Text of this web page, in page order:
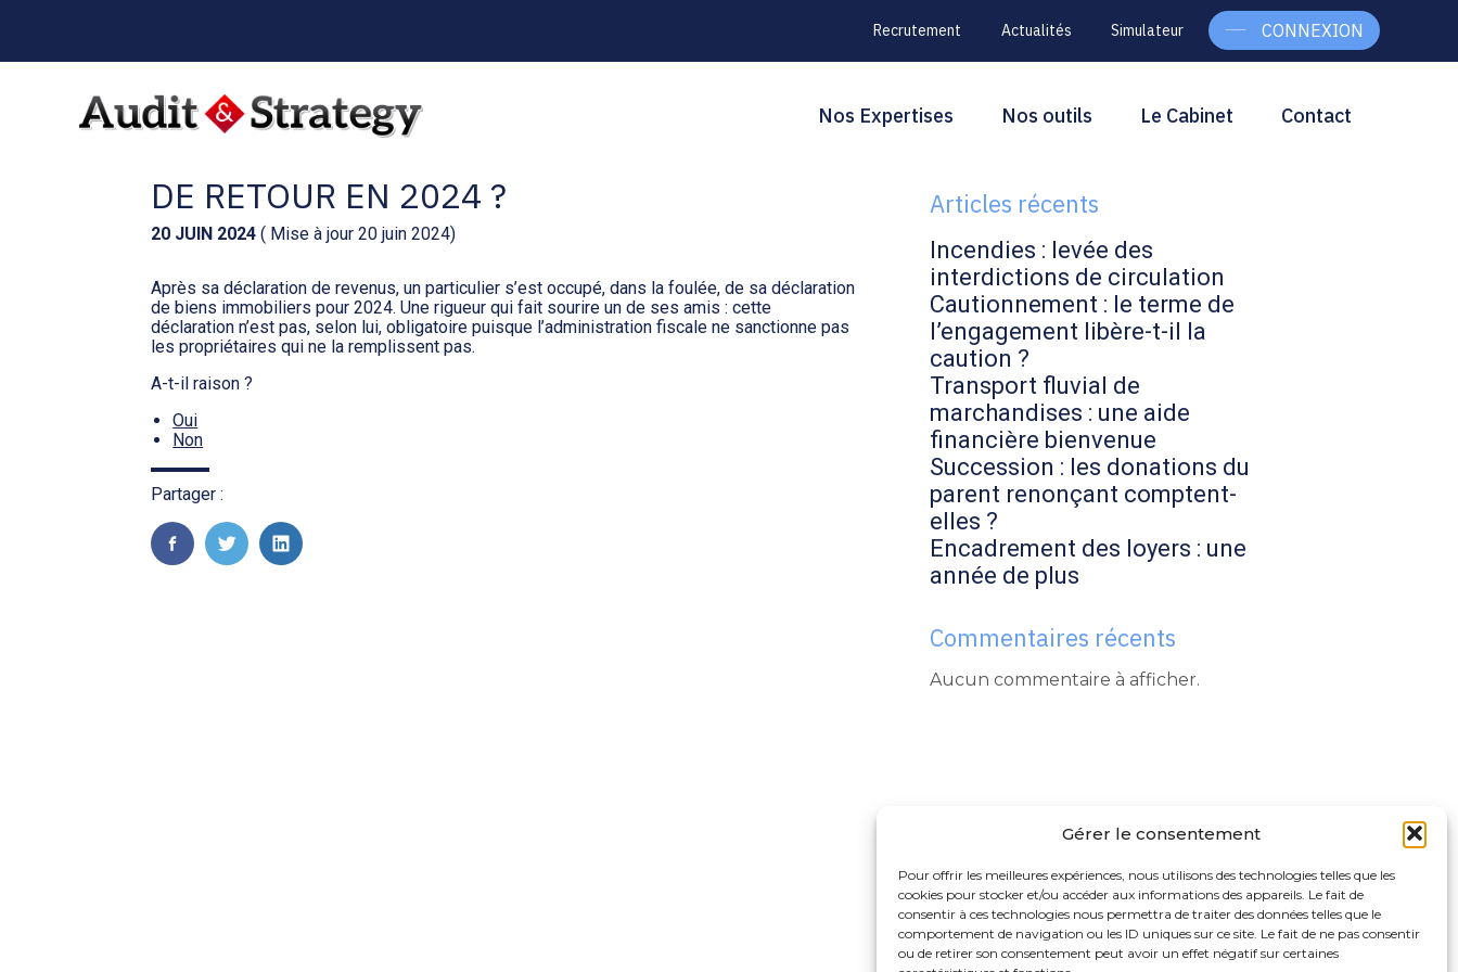
Gérer le consentement
Pour offrir les meilleures expériences, nous utilisons des technologies telles que les
cookies pour stocker et/ou accéder aux informations des appareils. Le fait de
consentir à ces technologies nous permettra de traiter des données telles que le
comportement de navigation ou les ID uniques sur ce site. Le fait de ne pas consentir
ou de retirer son consentement peut avoir un effet négatif sur certaines
sub-
header
Recrutement Actualités Simulateur CONNEXION
Aller
Principal
Nos Expertises Nos outils Le Cabinet Contact
DE RETOUR EN 2024 ?
20 JUIN 2024 ( Mise à jour 20 juin 2024)
Après sa déclaration de revenus, un particulier s’est occupé, dans la foulée, de sa déclaration
de biens immobiliers pour 2024. Une rigueur qui fait sourire un de ses amis : cette
déclaration n’est pas, selon lui, obligatoire puisque l’administration fiscale ne sanctionne pas
les propriétaires qui ne la remplissent pas.
A-t-il raison ?
Oui
Non
Partager :
FaceBook
TwitterLinkedIn
Blog
Rechercher
Articles récents
Incendies : levée des
interdictions de circulation
Cautionnement : le terme de
l’engagement libère-t-il la
caution ?
Transport fluvial de
marchandises : une aide
financière bienvenue
Succession : les donations du
parent renonçant comptent-
elles ?
Encadrement des loyers : une
année de plus
Commentaires récents
Aucun commentaire à afficher.